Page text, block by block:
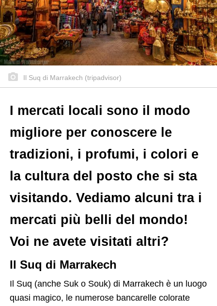
Il Suq di Marrakech (tripadvisor)
I mercati locali sono il modo
migliore per conoscere le
tradizioni, i profumi, i colori e
la cultura del posto che si sta
visitando. Vediamo alcuni tra i
mercati più belli del mondo!
Voi ne avete visitati altri?
Il Suq di Marrakech
Il Suq (anche Suk o Souk) di Marrakech è un luogo
quasi magico, le numerose bancarelle colorate